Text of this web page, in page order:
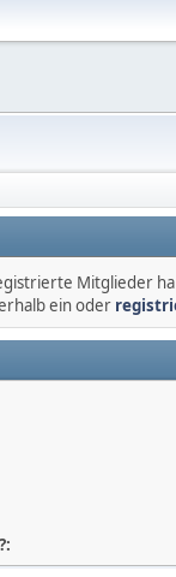
Mitglieder
ein oder